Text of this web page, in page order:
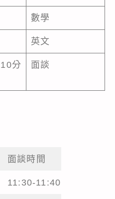
數學
英文
分
面談
面談時間
11:30-11:40